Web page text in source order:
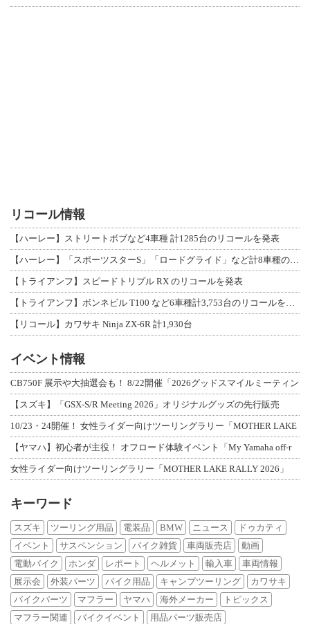
リコール情報
【ハーレー】ストリートボブなど4車種 計1285台のリコールを発表
【トライアンフ】スピードトリプル RX のリコールを発表
【リコール】カワサキ Ninja ZX-6R 計1,930台
イベント情報
CB750F 展示や大抽選会も！ 8/22開催「2026グッドスマイルミーティン
【スズキ】「GSX-S/R Meeting 2026」オリジナルグッズの先行販売
10/23・24開催！ 女性ライダー向けツーリングラリー「MOTHER LAKE
【ヤマハ】初心者が主役！ オフロード体験イベント「My Yamaha off-r
女性ライダー向けツーリングラリー「MOTHER LAKE RALLY 2026」
キーワード
スズキ ツーリング用品 電装品 BMW ニュース
ドゥカティ
イベント
サスペンション バイク雑貨 車両販売店
動画
電動バイク
ホンダ レポート ヘルメット 輸入車
車両情報
展示会
外装パーツ バイク用品 キャンプツーリング
カワサキ
バイクパーツ
マフラー ヤマハ 海外メーカー
トピックス
マフラー関連
バイクイベント 用品パーツ販売店